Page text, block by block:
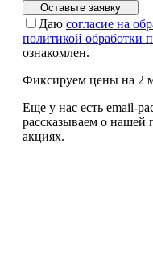
Оставьте заявку
Даю согласие на
политикой обработки
ознакомлен.
Фиксируем цены на 2
Еще у нас есть email-
рассказываем о
акциях.